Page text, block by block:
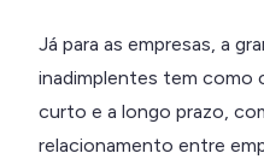
Já para as empresas, a
inadimplentes tem como
curto e a longo prazo,
relacionamento entre